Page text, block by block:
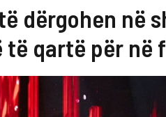
dërgohen në
qartë për në